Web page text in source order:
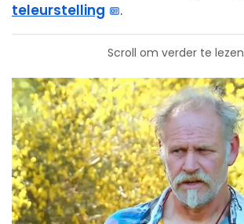
teleurstelling
.
Scroll om verder te lezen